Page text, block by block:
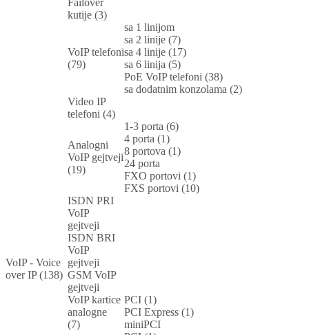
Failover
kutije (3)
VoIP - Voice
over IP (138)
VoIP telefoni
(79)
sa 1 linijom
sa 2 linije (7)
sa 4 linije (17)
sa 6 linija (5)
PoE VoIP telefoni (38)
sa dodatnim konzolama (2)
Video IP
telefoni (4)
Analogni
VoIP gejtveji
(19)
1-3 porta (6)
4 porta (1)
8 portova (1)
24 porta
FXO portovi (1)
FXS portovi (10)
ISDN PRI
VoIP
gejtveji
ISDN BRI
VoIP
gejtveji
GSM VoIP
gejtveji
VoIP kartice
analogne
(7)
PCI (1)
PCI Express (1)
miniPCI